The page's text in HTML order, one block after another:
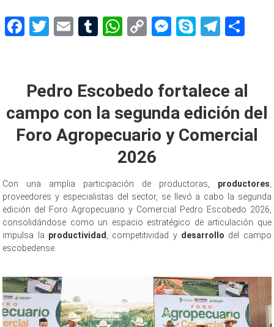
Facebook
Twitter
EmailTumblr
WhatsApp
CopyMessenger
Skype
Pedro Escobedo fortalece al
campo con la segunda edición del
Foro Agropecuario y Comercial
2026
Con una amplia participación de productoras, productores
proveedores y especialistas del sector, se llevó a cabo la segunda
edición del Foro Agropecuario y Comercial Pedro Escobedo 2026,
consolidándose como un espacio estratégico de articulación que
impulsa la productividad , competitividad y desarrollo del campo
escobedense.